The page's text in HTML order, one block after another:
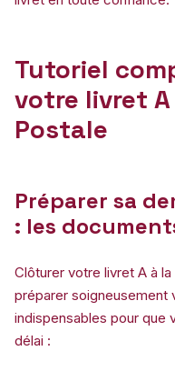
Tutoriel
votre livret
Postale
Préparer sa
: les
Clôturer votre livret A à
préparer soigneusement
indispensables pour que
délai :